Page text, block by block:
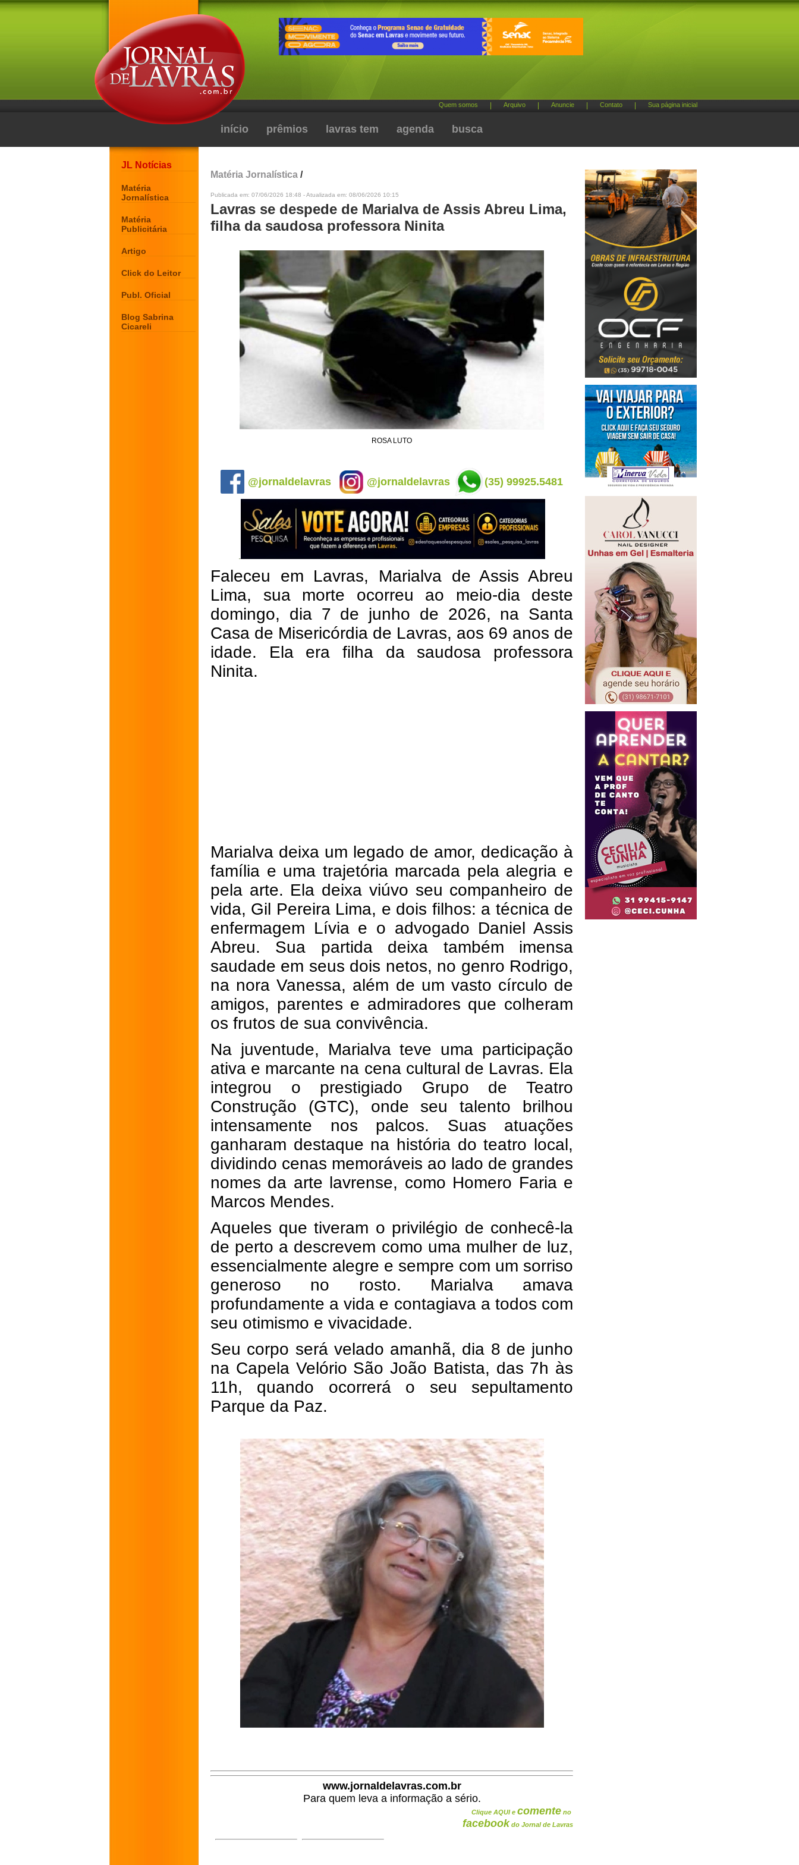
Quem somos Arquivo Anuncie Contato Sua página inicial
início prêmios lavras tem agenda busca
JL Notícias
Matéria
Jornalística
Matéria
Publicitária
Artigo
Click do Leitor
Publ. Oficial
Blog Sabrina
Cicareli
Matéria Jornalística /
Publicada em: 07/06/2026 18:48 - Atualizada em: 08/06/2026 10:15
Lavras se despede de Marialva de Assis Abreu Lima,
filha da saudosa professora Ninita
ROSA LUTO
@jornaldelavras @jornaldelavras (35) 99925.5481
Faleceu em Lavras, Marialva de Assis Abreu
Lima, sua morte ocorreu ao meio-dia deste
domingo, dia 7 de junho de 2026, na Santa
Casa de Misericórdia de Lavras, aos 69 anos de
idade. Ela era filha da saudosa professora
Ninita.
Marialva deixa um legado de amor, dedicação à
família e uma trajetória marcada pela alegria e
pela arte. Ela deixa viúvo seu companheiro de
vida, Gil Pereira Lima, e dois filhos: a técnica de
enfermagem Lívia e o advogado Daniel Assis
Abreu. Sua partida deixa também imensa
saudade em seus dois netos, no genro Rodrigo,
na nora Vanessa, além de um vasto círculo de
amigos, parentes e admiradores que colheram
os frutos de sua convivência.
Na juventude, Marialva teve uma participação
ativa e marcante na cena cultural de Lavras. Ela
integrou o prestigiado Grupo de Teatro
Construção (GTC), onde seu talento brilhou
intensamente nos palcos. Suas atuações
ganharam destaque na história do teatro local,
dividindo cenas memoráveis ao lado de grandes
nomes da arte lavrense, como Homero Faria e
Marcos Mendes.
Aqueles que tiveram o privilégio de conhecê-la
de perto a descrevem como uma mulher de luz,
essencialmente alegre e sempre com um sorriso
generoso no rosto. Marialva amava
profundamente a vida e contagiava a todos com
seu otimismo e vivacidade.
Seu corpo será velado amanhã, dia 8 de junho
na Capela Velório São João Batista, das 7h às
11h, quando ocorrerá o seu sepultamento
Parque da Paz.
www.jornaldelavras.com.br
Para quem leva a informação a sério.
Clique AQUI e comente no
facebook do Jornal de Lavras